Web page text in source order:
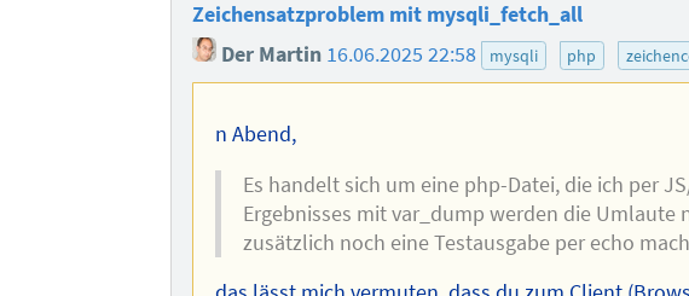
Zeichensatzproblem mit mysqli_fetch_all
Der Martin 16.06.2025 22:58 mysqli php
n Abend,
Es handelt sich um eine php-Datei, die ich per
Ergebnisses mit var_dump werden die Umlaute
zusätzlich noch eine Testausgabe per echo